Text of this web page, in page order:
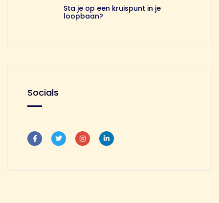
Sta je op een kruispunt in je
loopbaan?
Socials